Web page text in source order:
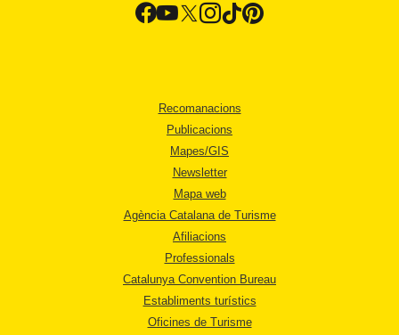
Recomanacions
Publicacions
Mapes/GIS
Newsletter
Mapa web
Agència Catalana de Turisme
Afiliacions
Professionals
Catalunya Convention Bureau
Establiments turístics
Oficines de Turisme